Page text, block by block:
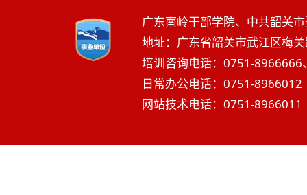
广东南岭干部学院、中共韶关
地址：广东省韶关市武江区梅
培训咨询电话：0751-
日常办公电话：0751-
网站技术电话：0751-